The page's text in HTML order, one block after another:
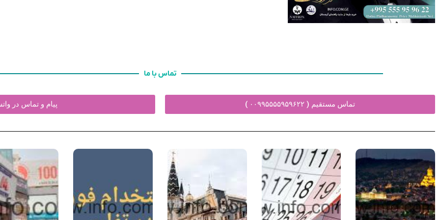
تماس با ما
تماس مستقیم ( ۰۰۹۹۵۵۵۵۹۵۹۶۲۲ ) پیام و تماس در